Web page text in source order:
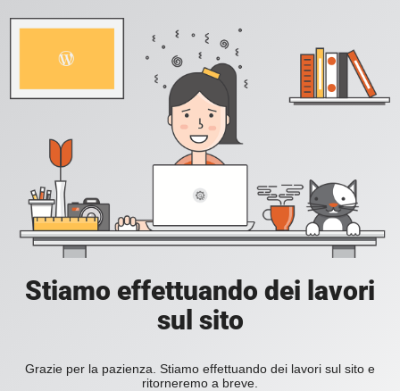
Stiamo effettuando dei lavori
sul sito
Grazie per la pazienza. Stiamo effettuando dei lavori sul sito e
ritorneremo a breve.